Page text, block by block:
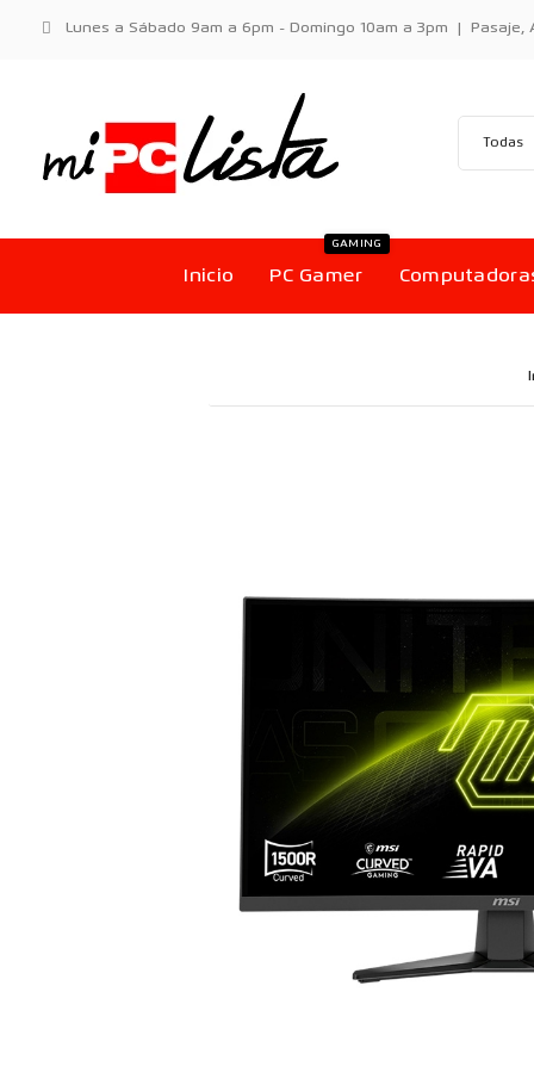
Lunes a Sábado 9am a 6pm - Domingo 10am a 3pm | Pasaje,
Inicio PC Gamer
GAMING